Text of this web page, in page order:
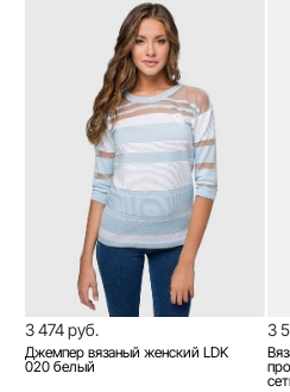
3 474 руб.
Джемпер вязаный женский LDK
020 белый
3